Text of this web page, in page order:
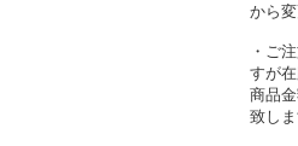
から変
・ご
すが
商品
致しま